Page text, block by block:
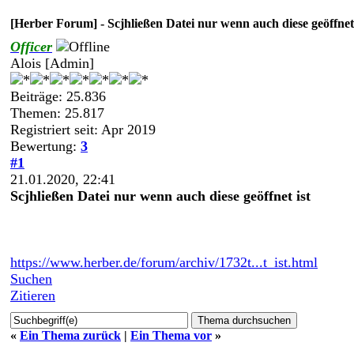
[Herber Forum] - Scjhließen Datei nur wenn auch diese
Officer
Alois [Admin]
Beiträge: 25.836
Themen: 25.817
Registriert seit: Apr 2019
Bewertung: 3
#1
21.01.2020, 22:41
Scjhließen Datei nur wenn auch diese geöffnet ist
https://www.herber.de/forum/archiv/1732t...t_ist.html
Suchen
Zitieren
« Ein Thema zurück | Ein Thema vor »